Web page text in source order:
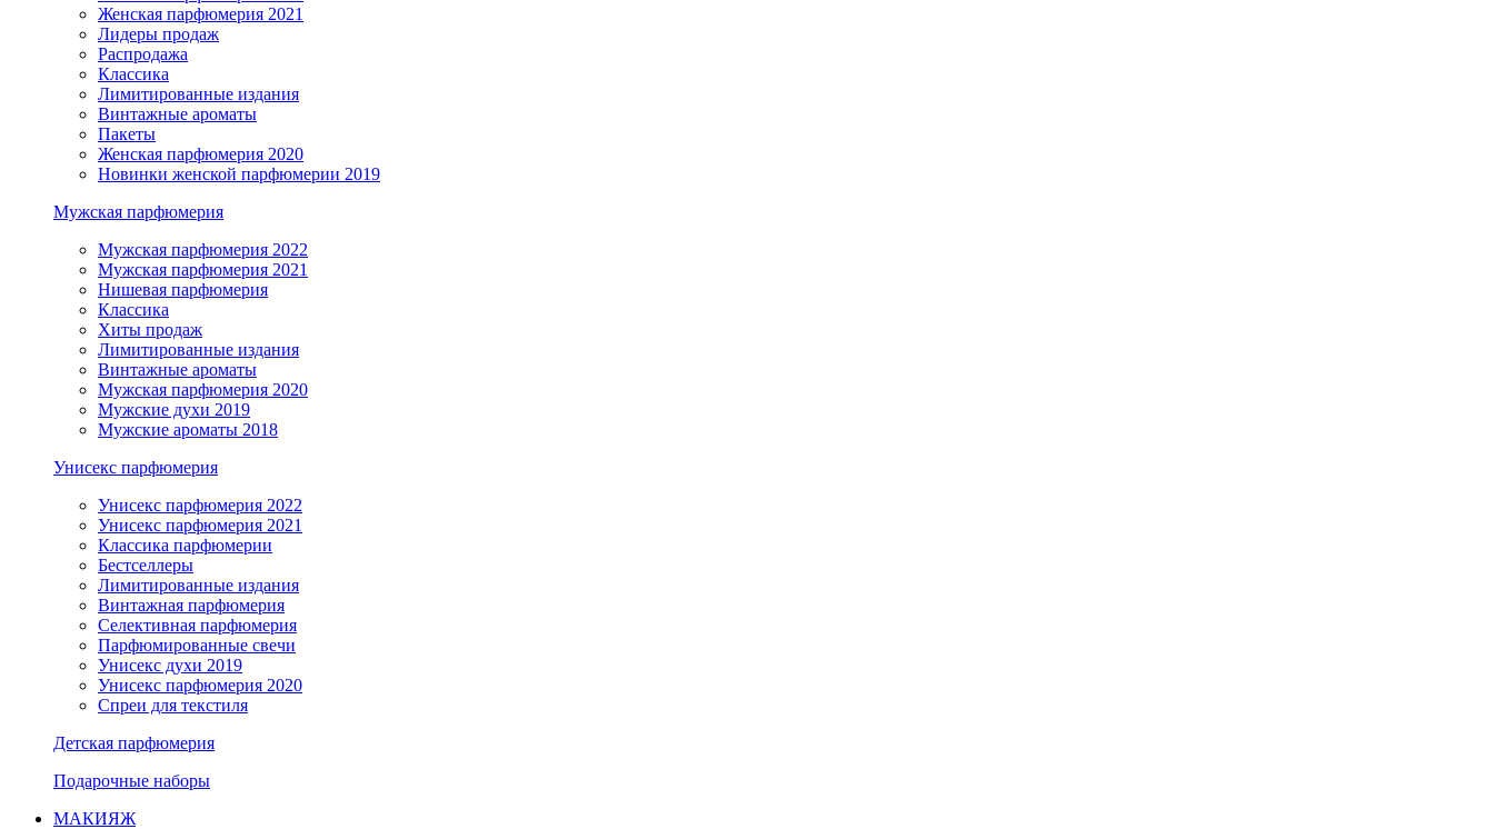
Женская парфюмерия 2021
Лидеры продаж
Распродажа
Классика
Лимитированные издания
Винтажные ароматы
Пакеты
Женская парфюмерия 2020
Новинки женской парфюмерии 2019
Мужская парфюмерия
Мужская парфюмерия 2022
Мужская парфюмерия 2021
Нишевая парфюмерия
Классика
Хиты продаж
Лимитированные издания
Винтажные ароматы
Мужская парфюмерия 2020
Мужские духи 2019
Мужские ароматы 2018
Унисекс парфюмерия
Унисекс парфюмерия 2022
Унисекс парфюмерия 2021
Классика парфюмерии
Бестселлеры
Лимитированные издания
Винтажная парфюмерия
Селективная парфюмерия
Парфюмированные свечи
Унисекс духи 2019
Унисекс парфюмерия 2020
Спреи для текстиля
Детская парфюмерия
Подарочные наборы
МАКИЯЖ